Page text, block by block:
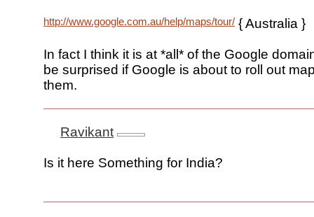
http://www.google.com.au/help/maps/tour/ { Australia }
In fact I think it is at *all* of the Google
be surprised if Google is about to roll out
them.
Ravikant
Is it here Something for India?